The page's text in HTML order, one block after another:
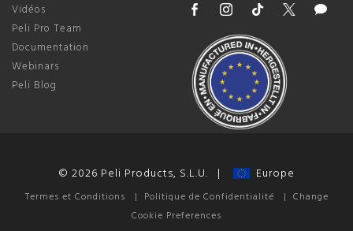
Vidéos
Peli Pro Team
Documentation
Webinars
Peli Blog
© 2026 Peli Products, S.L.U. | Europe
Termes et Conditions | Politique de Confidentialité | Change
Cookie Preferences